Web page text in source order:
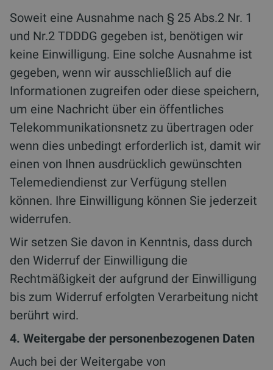
Soweit eine Ausnahme nach § 25 Abs.2 Nr. 1
und Nr.2 TDDDG gegeben ist, benötigen wir
keine Einwilligung. Eine solche Ausnahme ist
gegeben, wenn wir ausschließlich auf die
Informationen zugreifen oder diese speichern,
um eine Nachricht über ein öffentliches
Telekommunikationsnetz zu übertragen oder
wenn dies unbedingt erforderlich ist, damit wir
einen von Ihnen ausdrücklich gewünschten
Telemediendienst zur Verfügung stellen
können. Ihre Einwilligung können Sie jederzeit
widerrufen.
Wir setzen Sie davon in Kenntnis, dass durch
den Widerruf der Einwilligung die
Rechtmäßigkeit der aufgrund der Einwilligung
bis zum Widerruf erfolgten Verarbeitung nicht
berührt wird.
4. Weitergabe der personenbezogenen Daten
Auch bei der Weitergabe von